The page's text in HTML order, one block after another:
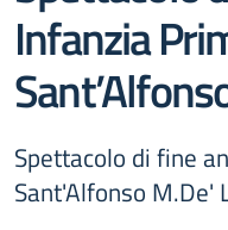
Infanzia
Spettacolo di fine
Sant'Alfonso M.De'